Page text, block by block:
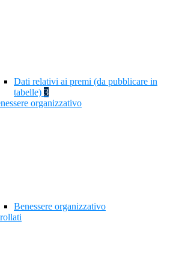
Dati relativi ai premi (da pubblicare in
tabelle) 3
organizzativo
Benessere organizzativo